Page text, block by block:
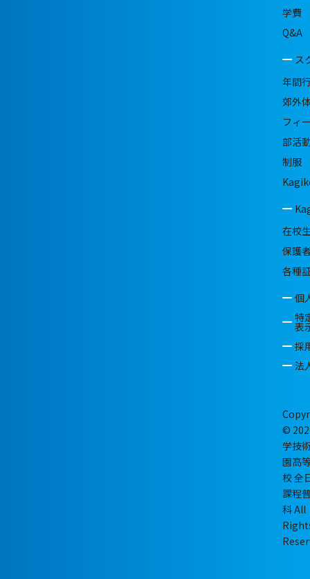
学費
Q&A
ス
年間
郊外
フィ
部活
制服
在校
保護
各種
個
特
表
採
法
©
学技
園高
校 全
課程
科 All